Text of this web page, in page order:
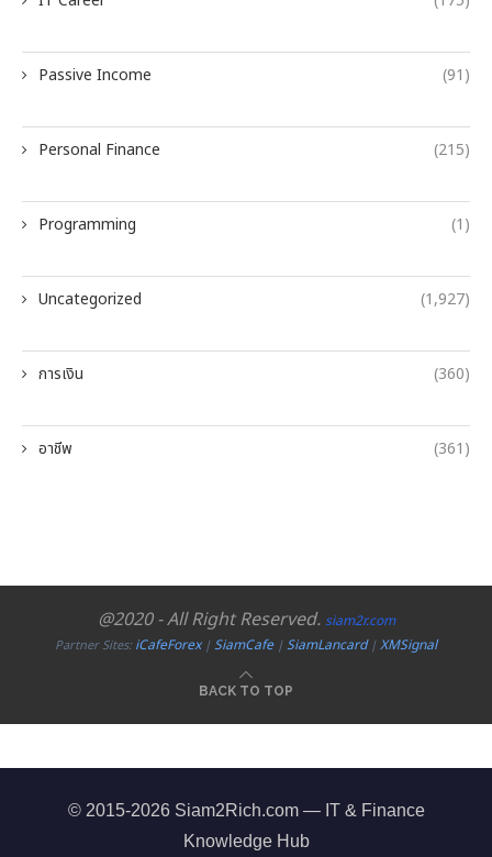
Passive Income (91)
Personal Finance (215)
Programming (1)
Uncategorized (1,927)
การเงิน (360)
อาชีพ (361)
@2020 - All Right Reserved. siam2r.com
Partner Sites:iCafeForex|SiamCafe|SiamLancard|XMSignal
BACK TO TOP
© 2015-2026 Siam2Rich.com — IT & Finance
Knowledge Hub